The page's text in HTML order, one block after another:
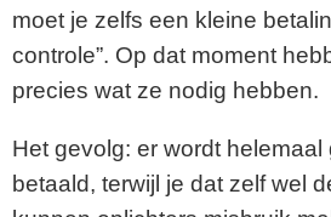
moet je zelfs een kleine
controle”. Op dat moment
precies wat ze nodig hebben.
Het gevolg: er wordt helemaal
betaald, terwijl je dat zelf wel